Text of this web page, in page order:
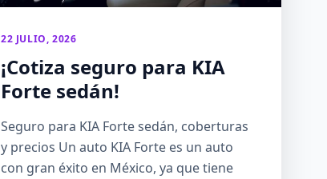
22 JULIO, 2026
¡Cotiza seguro para KIA
Forte sedán!
Seguro para KIA Forte sedán, coberturas
y precios Un auto KIA Forte es un auto
con gran éxito en México, ya que tiene